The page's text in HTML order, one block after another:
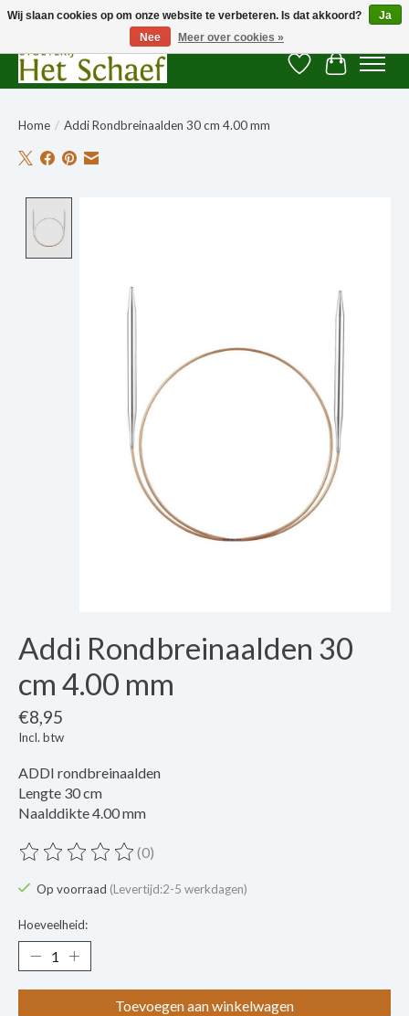
Verlanglijst
Home / Addi Rondbreinaalden 30 cm 4.00 mm
Addi Rondbreinaalden 30
cm 4.00 mm
€8,95
Incl. btw
ADDI rondbreinaalden
Lengte 30 cm
Naalddikte 4.00 mm
De beoordeling van dit product is
(0)
Op voorraad (Levertijd:2-5 werkdagen)
Hoeveelheid:
Toevoegen aan winkelwagen
Wij slaan cookies op om onze website te verbeteren. Is dat akkoord?
Ja
Nee
Meer over cookies »